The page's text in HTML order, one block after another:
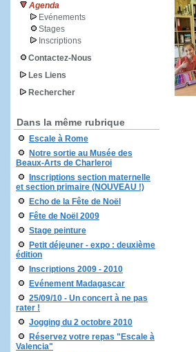
Agenda
Evénements
Stages
Inscriptions
Contactez-Nous
Les Liens
Rechercher
Dans la même rubrique
Escale à Rome
Notre sortie au Musée des
Beaux-Arts de Charleroi
Inscriptions section maternelle
et section primaire (NOUVEAU !)
Echo de la Fête de Noël
Fête de Noël 2009
Stage peinture
Petit déjeuner - expo : deuxième
édition
Inscriptions 2009 - 2010
Evénement Madagascar
25/09/10 - Un concert à ne pas
rater !
Jogging du 2 octobre 2010
Réservez votre repas "Escale à
Valencia"